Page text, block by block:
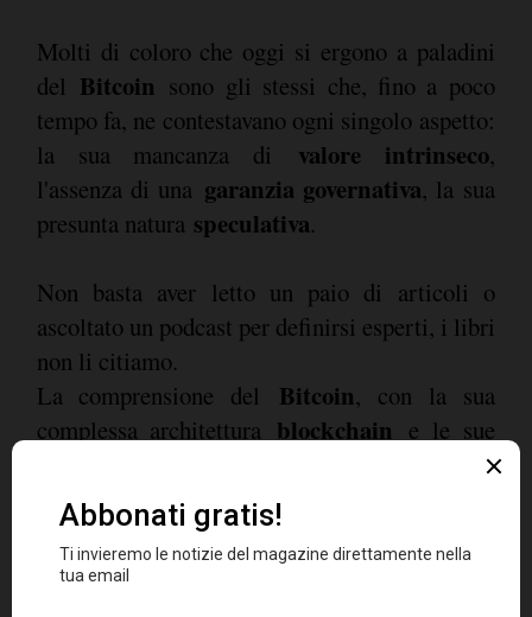
Molti di coloro che oggi si ergono a paladini
del Bitcoin sono gli stessi che, fino a poco
tempo fa, ne contestavano ogni singolo aspetto:
la sua mancanza di valore intrinseco,
l'assenza di una garanzia governativa, la sua
presunta natura speculativa.
Non basta aver letto un paio di articoli o
ascoltato un podcast per definirsi esperti, i libri
non li citiamo.
La comprensione del Bitcoin, con la sua
complessa architettura blockchain e le sue
dinamiche di mercato, richiede una serie di
competenze, un bel po' di
Qualcuno dirà che con l'intelligenza artificiale